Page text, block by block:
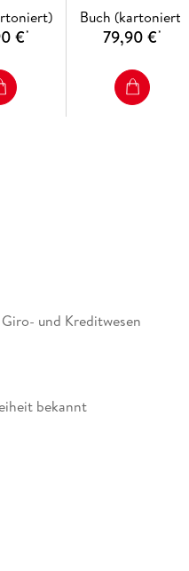
€*
Buch (kartoniert)
79,90 €*
und Kreditwesen
bekannt